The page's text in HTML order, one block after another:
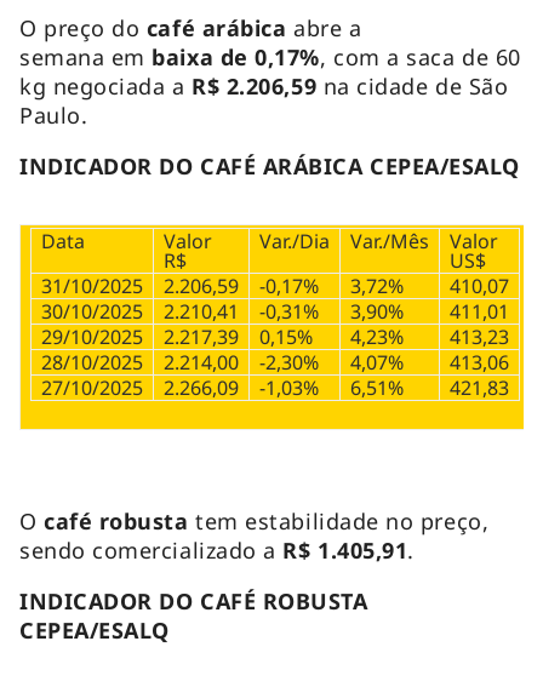
O preço do café arábica abre a
semana em baixa de 0,17%, com a saca de 60
kg negociada a R$ 2.206,59 na cidade de São
Paulo.
INDICADOR DO CAFÉ ARÁBICA CEPEA/ESALQ
Data Valor
R$
Var./Dia Var./Mês Valor
US$
31/10/2025
2.206,59 -0,17% 3,72%
410,07
30/10/2025
2.210,41 -0,31% 3,90%
411,01
29/10/2025
2.217,39 0,15% 4,23%
413,23
28/10/2025
2.214,00 -2,30% 4,07%
413,06
27/10/2025
2.266,09 -1,03% 6,51% 421,83
Ocafé robusta tem estabilidade no preço,
sendo comercializado a R$ 1.405,91.
INDICADOR DO CAFÉ ROBUSTA
CEPEA/ESALQ